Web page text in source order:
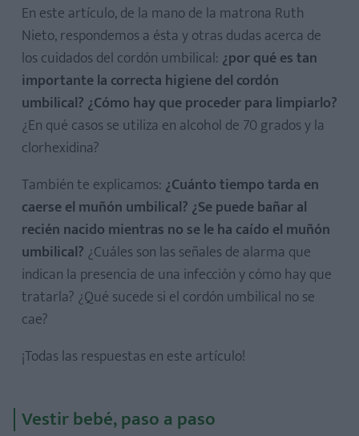
En este artículo, de la mano de la matrona Ruth
Nieto, respondemos a ésta y otras dudas acerca de
los cuidados del cordón umbilical: ¿por qué es tan
importante la correcta higiene del cordón
umbilical? ¿Cómo hay que proceder para limpiarlo?
¿En qué casos se utiliza en alcohol de 70 grados y la
clorhexidina?
También te explicamos: ¿Cuánto tiempo tarda en
caerse el muñón umbilical? ¿Se puede bañar al
recién nacido mientras no se le ha caído el muñón
umbilical? ¿Cuáles son las señales de alarma que
indican la presencia de una infección y cómo hay que
tratarla? ¿Qué sucede si el cordón umbilical no se
cae?
¡Todas las respuestas en este artículo!
Vestir bebé, paso a paso